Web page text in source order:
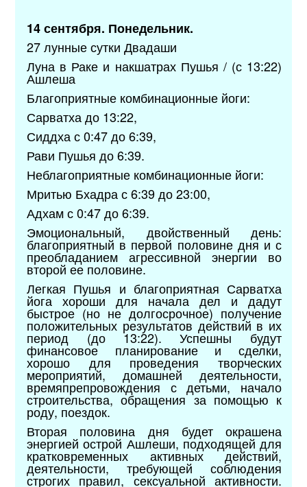
14 сентября. Понедельник.
27 лунные сутки Двадаши
Луна в Раке и накшатрах Пушья / (с 13:22)
Ашлеша
Благоприятные комбинационные йоги:
Сарватха до 13:22,
Сиддха с 0:47 до 6:39,
Рави Пушья до 6:39.
Неблагоприятные комбинационные йоги:
Мритью Бхадра с 6:39 до 23:00,
Адхам с 0:47 до 6:39.
Эмоциональный, двойственный день:
благоприятный в первой половине дня и с
преобладанием агрессивной энергии во
второй ее половине.
Легкая Пушья и благоприятная Сарватха
йога хороши для начала дел и дадут
быстрое (но не долгосрочное) получение
положительных результатов действий в их
период (до 13:22). Успешны будут
финансовое планирование и сделки,
хорошо для проведения творческих
мероприятий, домашней деятельности,
времяпрепровождения с детьми, начало
строительства, обращения за помощью к
роду, поездок.
Вторая половина дня будет окрашена
энергией острой Ашлеши, подходящей для
кратковременных активных действий,
деятельности, требующей соблюдения
строгих правил, сексуальной активности.